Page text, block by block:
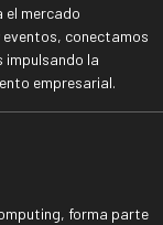
el mercado
conectamos
la
empresarial.
forma parte